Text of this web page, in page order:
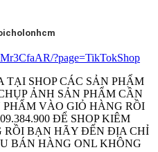
?page=TikTokShop
SHOP CÁC SẢN PHẨM
ẢNH SẢN PHẨM CẦN
VÀO GIỎ HÀNG RỒI
ĐỂ SHOP KIÊM
RỒI BẠN HÃY ĐẾN ĐỊA CHỈ
BÁN HÀNG ONL KHÔNG